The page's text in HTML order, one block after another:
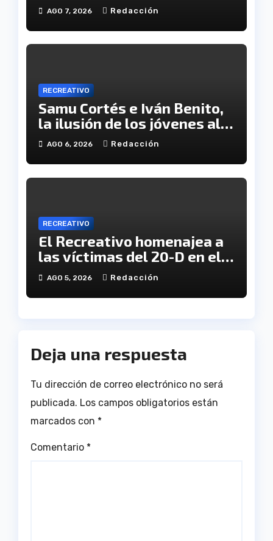
AGO 7, 2026 Redacción
RECREATIVO
Samu Cortés e Iván Benito,
la ilusión de los jóvenes al
servicio del Decano
AGO 6, 2026 Redacción
RECREATIVO
El Recreativo homenajea a
las víctimas del 20-D en el
XX aniversario de la
tragedia
AGO 5, 2026 Redacción
Deja una respuesta
Tu dirección de correo electrónico no será
publicada. Los campos obligatorios están
marcados con *
Comentario *